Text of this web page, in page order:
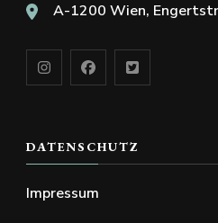
A-1200 Wien,
DATENSCHUTZ
Impressum